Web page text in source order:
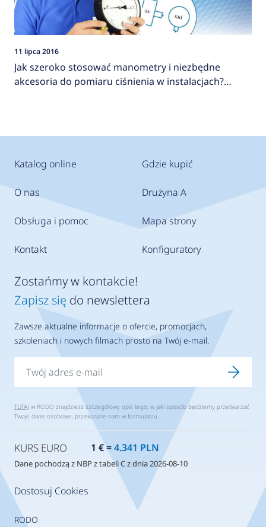
11 lipca 2016
Jak szeroko stosować manometry i niezbędne
akcesoria do pomiaru ciśnienia w instalacjach?
Katalog online
O nas
Obsługa i pomoc
Kontakt
Gdzie kupić
Drużyna A
Mapa strony
Konfiguratory
Dostosuj Cookies
RODO
Zostańmy w kontakcie!
Zapisz się do newslettera
Zawsze aktualne informacje o ofercie, promocjach,
szkoleniach i nowych filmach prosto na Twój e-mail.
TUTAJ w RODO znajdziesz szczegółowy opis tego, w jaki sposób będziemy przetwarzać
Twoje dane osobowe, przekazane nam w formularzu.
KURS EURO 1 € =4.341 PLN
Dane pochodzą z NBP z tabeli C z dnia 2026-08-10